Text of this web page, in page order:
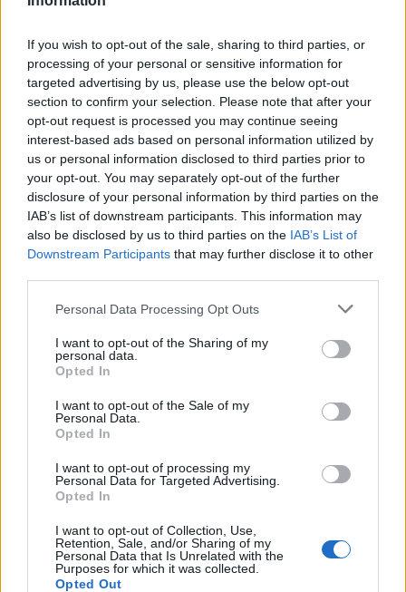
If you wish to opt-out of the sale, sharing to third parties, or
processing of your personal or sensitive information for
targeted advertising by us, please use the below opt-out
section to confirm your selection. Please note that after your
opt-out request is processed you may continue seeing
interest-based ads based on personal information utilized by
us or personal information disclosed to third parties prior to
your opt-out. You may separately opt-out of the further
disclosure of your personal information by third parties on the
IAB’s list of downstream participants. This information may
also be disclosed by us to third parties on the IAB’s List of
Downstream Participants that may further disclose it to other
Personal Data Processing Opt Outs
I want to opt-out of the Sharing of my
personal data.
Opted In
I want to opt-out of the Sale of my
Personal Data.
Opted In
I want to opt-out of processing my
Personal Data for Targeted Advertising.
Opted In
I want to opt-out of Collection, Use,
Retention, Sale, and/or Sharing of my
Personal Data that Is Unrelated with the
Purposes for which it was collected.
Opted Out